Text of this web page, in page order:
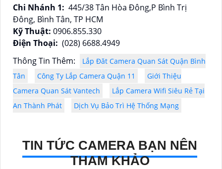
Chi Nhánh 1: 445/38 Tân Hòa Đông,P Bình Trị
Đông, Bình Tân, TP HCM
Kỹ Thuật: 0906.855.330
Điện Thoại: (028) 6688.4949
Thông Tin Thêm:
Lắp Đăt Camera Quan Sát Quận Bình
Tân
Công Ty Lắp Camera Quận 11
Giới Thiệu
Camera Quan Sát Vantech
Lắp Camera Wifi Siêu Rẻ Tại
An Thành Phát
Dịch Vụ Bảo Trì Hệ Thống Mạng
TIN TỨC CAMERA BẠN NÊN
THAM KHẢO